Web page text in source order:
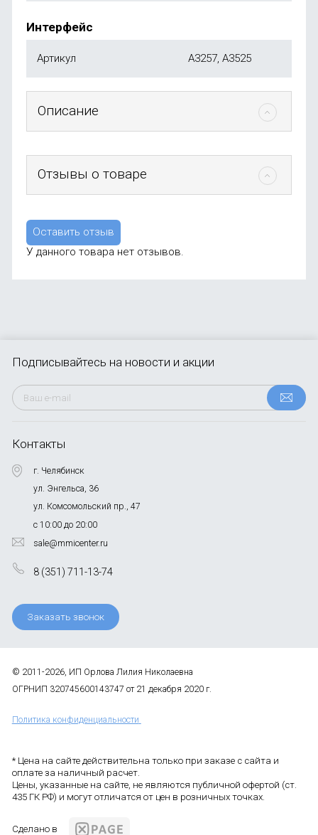
Интерфейс
Артикул A3257, A3525
Описание
Отзывы о товаре
Оставить отзыв
У данного товара нет отзывов.
Контакты
г. Челябинск
ул. Энгельса, 36
ул. Комсомольский пр., 47
с 10:00 до 20:00
sale@mmicenter.ru
8 (351) 711-13-74
Заказать звонок
Подписывайтесь на новости и акции
© 2011-2026, ИП Орлова Лилия Николаевна
ОГРНИП 320745600143747 от 21 декабря 2020 г.
Политика конфиденциальности
* Цена на сайте действительна только при заказе с сайта и
оплате за наличный расчет.
Цены, указанные на сайте, не являются публичной офертой (ст.
435 ГК РФ) и могут отличатся от цен в розничных точках.
Сделано в